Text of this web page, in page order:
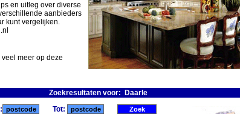
en uitleg over diverse
aanbieders
kunt vergelijken.
meer op deze
Zoekresultaten voor: Daarle
Tot: